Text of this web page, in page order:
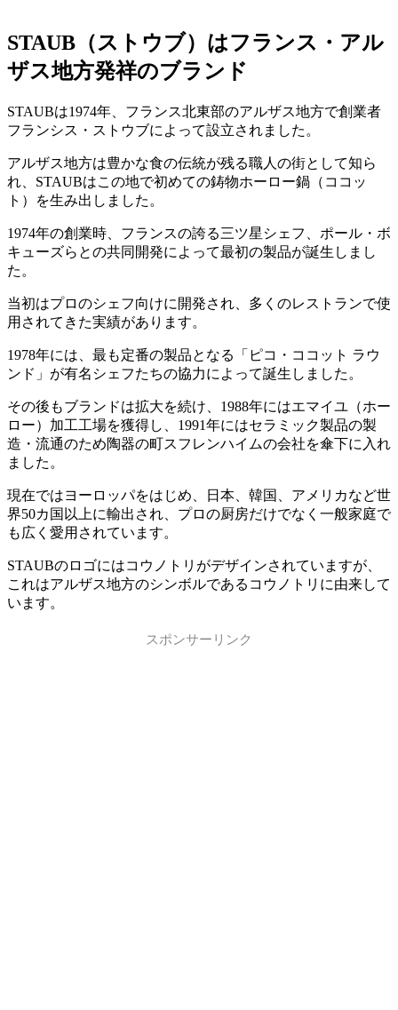
STAUB（ストウブ）はフランス・アル
ザス地方発祥のブランド
STAUBは1974年、フランス北東部のアルザス地方で創業者
フランシス・ストウブによって設立されました。
アルザス地方は豊かな食の伝統が残る職人の街として知ら
れ、STAUBはこの地で初めての鋳物ホーロー鍋（ココッ
ト）を生み出しました。
1974年の創業時、フランスの誇る三ツ星シェフ、ポール・ボ
キューズらとの共同開発によって最初の製品が誕生しまし
た。
当初はプロのシェフ向けに開発され、多くのレストランで使
用されてきた実績があります。
1978年には、最も定番の製品となる「ピコ・ココット ラウ
ンド」が有名シェフたちの協力によって誕生しました。
その後もブランドは拡大を続け、1988年にはエマイユ（ホー
ロー）加工工場を獲得し、1991年にはセラミック製品の製
造・流通のため陶器の町スフレンハイムの会社を傘下に入れ
ました。
現在ではヨーロッパをはじめ、日本、韓国、アメリカなど世
界50カ国以上に輸出され、プロの厨房だけでなく一般家庭で
も広く愛用されています。
STAUBのロゴにはコウノトリがデザインされていますが、
これはアルザス地方のシンボルであるコウノトリに由来して
います。
スポンサーリンク